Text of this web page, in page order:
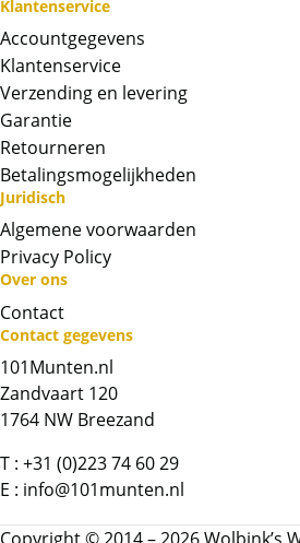
Neem contact op met op!
Bel ons
Contactformulier
Klantenservice
Accountgegevens
Klantenservice
Verzending en levering
Garantie
Retourneren
Betalingsmogelijkheden
Juridisch
Algemene voorwaarden
Privacy Policy
Over ons
Contact
Contact gegevens
101Munten.nl
Zandvaart 120
1764 NW Breezand
T : +31 (0)223 74 60 29
E : info@101munten.nl